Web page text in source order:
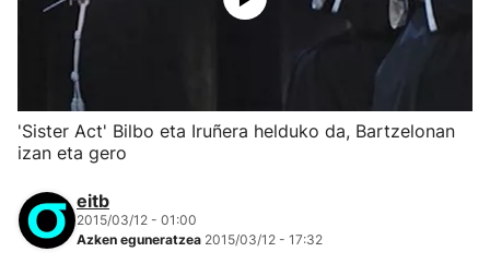
'Sister Act' Bilbo eta Iruñera helduko da, Bartzelonan
izan eta gero
eitb
2015/03/12 - 01:00
Azken eguneratzea 2015/03/12 - 17:32